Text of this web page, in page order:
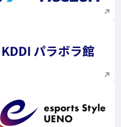
新規ウィンドウで
新規ウィンドウで